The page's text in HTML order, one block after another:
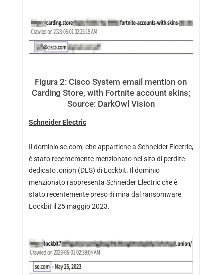
Figura 2: Cisco System email mention on
Carding Store, with Fortnite account skins;
Source: DarkOwl Vision
Schneider Electric
Il dominio se.com, che appartiene a Schneider Electric,
è stato recentemente menzionato nel sito di perdite
dedicato .onion (DLS) di Lockbit. Il dominio
menzionato rappresenta Schneider Electric che è
stato recentemente preso di mira dal ransomware
Lockbit il 25 maggio 2023.